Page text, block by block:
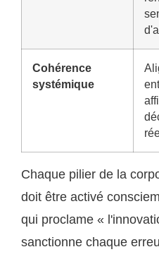
Cohérence
systémique
Chaque pilier de la
doit être activé
qui proclame «
sanctionne chaque